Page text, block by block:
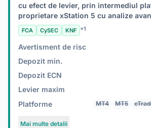
cu efect de levier, prin intermediul
proprietare xStation 5 cu analize
FCA CySEC KNF +1
Avertisment de risc
Depozit min.
Depozit ECN
Levier maxim
Platforme MT4 MT5
Mai multe detalii